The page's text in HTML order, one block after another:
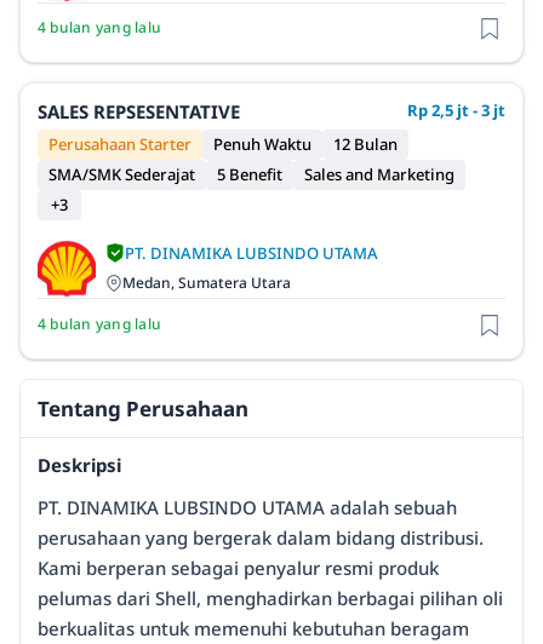
4 bulan yang lalu
SALES REPSESENTATIVE
Rp 2,5 jt - 3 jt
Perusahaan Starter
Penuh Waktu
12 Bulan
SMA/SMK Sederajat
5 Benefit
Sales and Marketing
+3
PT. DINAMIKA LUBSINDO UTAMA
Medan, Sumatera Utara
4 bulan yang lalu
Tentang Perusahaan
Deskripsi
PT. DINAMIKA LUBSINDO UTAMA adalah sebuah
perusahaan yang bergerak dalam bidang distribusi.
Kami berperan sebagai penyalur resmi produk
pelumas dari Shell, menghadirkan berbagai pilihan oli
berkualitas untuk memenuhi kebutuhan beragam